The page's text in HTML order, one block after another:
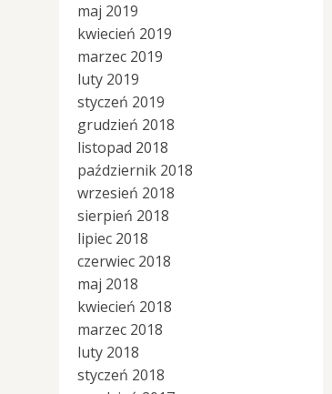
maj 2019
kwiecień 2019
marzec 2019
luty 2019
styczeń 2019
grudzień 2018
listopad 2018
październik 2018
wrzesień 2018
sierpień 2018
lipiec 2018
czerwiec 2018
maj 2018
kwiecień 2018
marzec 2018
luty 2018
styczeń 2018